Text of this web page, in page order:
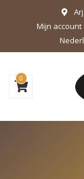
Mijn account
0